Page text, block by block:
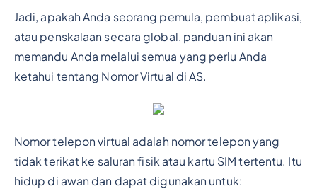
Jadi, apakah Anda seorang pemula, pembuat aplikasi,
atau penskalaan secara global, panduan ini akan
memandu Anda melalui semua yang perlu Anda
ketahui tentang Nomor Virtual di AS.
Nomor telepon virtual adalah nomor telepon yang
tidak terikat ke saluran fisik atau kartu SIM tertentu. Itu
hidup di awan dan dapat digunakan untuk: